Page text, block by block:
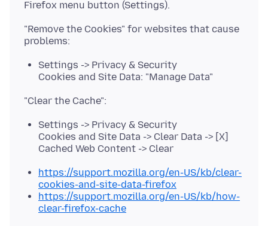
"Remove the Cookies" for websites that cause
Settings -> Privacy & Security
Cookies and Site Data: "Manage Data"
Settings -> Privacy & Security
Cookies and Site Data -> Clear Data -> [X]
Cached Web Content -> Clear
https://support.mozilla.org/en-US/kb/clear-
cookies-and-site-data-firefox
https://support.mozilla.org/en-US/kb/how-
clear-firefox-cache